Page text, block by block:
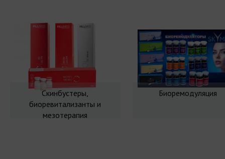
Скинбустеры,
биоревитализанты и
мезотерапия
Биоремодуляция